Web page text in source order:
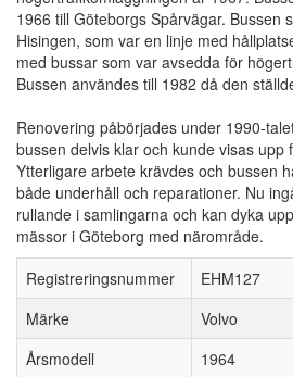
1966 till Göteborgs Spårvägar. Bussen
Hisingen, som var en linje med
med bussar som var avsedda för
Bussen användes till 1982 då den
Renovering påbörjades under 1990-
bussen delvis klar och kunde visas upp
Ytterligare arbete krävdes och bussen
både underhåll och reparationer. Nu
rullande i samlingarna och kan dyka
mässor i Göteborg med närområde.
Registreringsnummer
EHM127
Märke
Volvo
Årsmodell
1964